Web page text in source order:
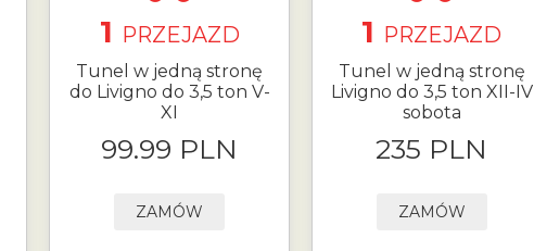
1 PRZEJAZD
Tunel w jedną stronę
do Livigno do 3,5 ton V-
XI
99.99 PLN
ZAMÓW
1 PRZEJAZD
Tunel w jedną stronę
Livigno do 3,5 ton XII-IV
sobota
235 PLN
ZAMÓW